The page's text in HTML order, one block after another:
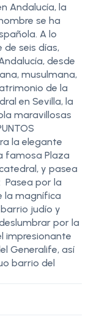
Andalucía, la
se ha
A lo
seis días,
desde
musulmana,
de la
en Sevilla, la
maravillosas
la elegante
famosa Plaza
y pasea
por la
la magnífica
judío y
por la
impresionante
Generalife, así
barrio del